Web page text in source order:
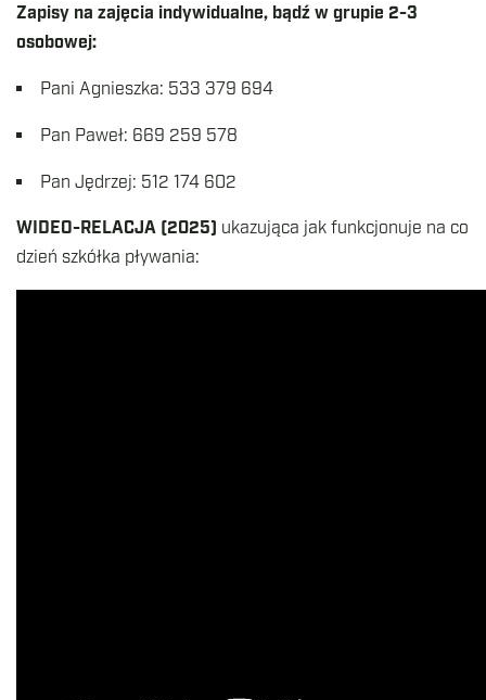
Zapisy na zajęcia indywidualne, bądź w grupie 2-3
osobowej:
Pani Agnieszka: 533 379 694
Pan Paweł: 669 259 578
Pan Jędrzej: 512 174 602
WIDEO-RELACJA (2025) ukazująca jak funkcjonuje na co
dzień szkółka pływania: